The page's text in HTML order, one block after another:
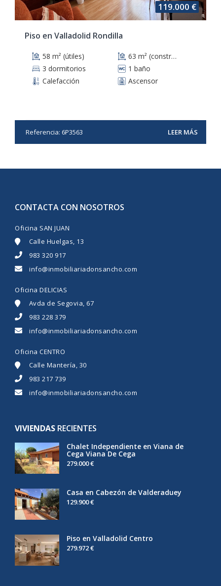
119.000 €
Piso en Valladolid Rondilla
58 m² (útiles)
63 m² (construidos)
3 dormitorios
1 baño
Calefacción
Ascensor
Referencia: 6P3563 LEER MÁS
CONTACTA CON NOSOTROS
Oficina SAN JUAN
Calle Huelgas, 13
983 320 917
info@inmobiliariadonsancho.com
Oficina DELICIAS
Avda de Segovia, 67
983 228 379
info@inmobiliariadonsancho.com
Oficina CENTRO
Calle Mantería, 30
983 217 739
info@inmobiliariadonsancho.com
VIVIENDAS RECIENTES
Chalet Independiente en Viana de
Cega Viana De Cega
279.000 €
Casa en Cabezón de Valderaduey
129.900 €
Piso en Valladolid Centro
279.972 €